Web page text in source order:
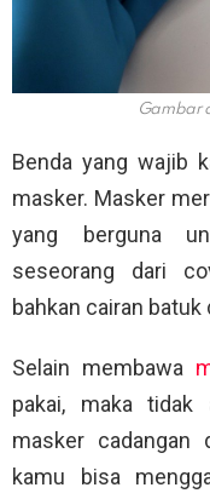
Gambar
Benda yang wajib
masker. Masker
yang berguna
seseorang dari
bahkan cairan
Selain membawa
pakai, maka tidak
masker cadangan
kamu bisa